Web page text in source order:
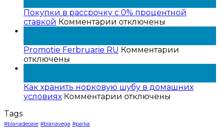
Покупки в рассрочку с 0% процентной
ставкой Комментарии к
в
процентной
ставкой
отключены
Promotie Ferbruarie RU Комментарии
RU
отключены
Как хранить норковую шубу в домашних
условиях Комментарии к
отключены
Tags
#blanadeoaie #blanavega #parka